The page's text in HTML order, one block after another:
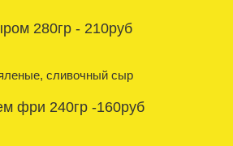
280гр - 210руб
сливочный сыр
фри 240гр -160руб